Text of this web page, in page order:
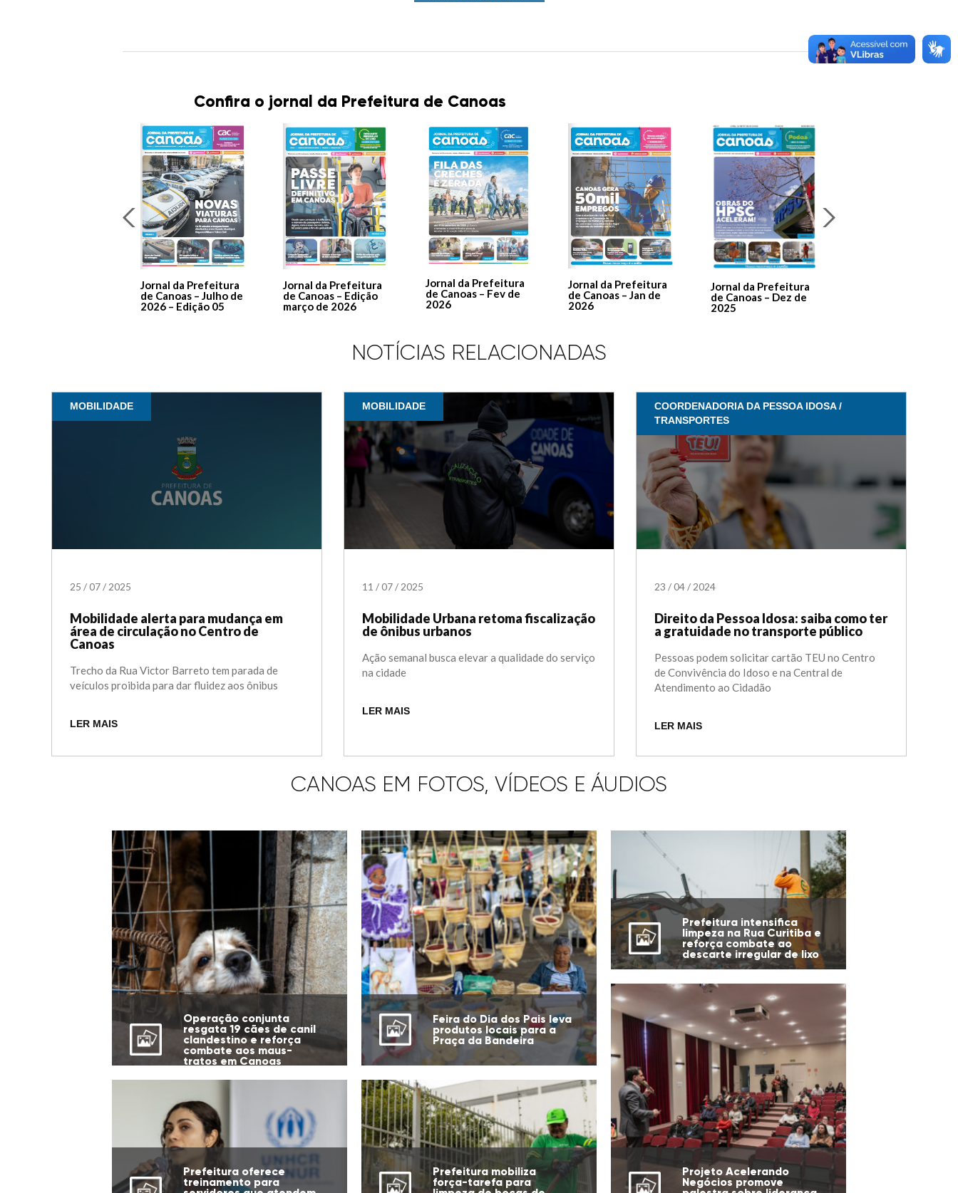
Confira o jornal da Prefeitura de Canoas
Jornal da Prefeitura
de Canoas – Julho de
2026 – Edição 05
Jornal da Prefeitura
de Canoas – Edição
março de 2026
Jornal da Prefeitura
de Canoas – Fev de
2026
Jornal da Prefeitura
de Canoas – Jan de
2026
Jornal da Prefeitura
de Canoas – Dez de
2025
NOTÍCIAS RELACIONADAS
MOBILIDADE
25 /07/ 2025
Mobilidade alerta para mudança em
área de circulação no Centro de
Canoas
Trecho da Rua Victor Barreto tem parada de
veículos proibida para dar fluidez aos ônibus
LER MAIS
MOBILIDADE
11 /07/ 2025
Mobilidade Urbana retoma fiscalização
de ônibus urbanos
Ação semanal busca elevar a qualidade do serviço
na cidade
LER MAIS
COORDENADORIA DA PESSOA IDOSA /
TRANSPORTES
23 /04/ 2024
Direito da Pessoa Idosa: saiba como ter
a gratuidade no transporte público
Pessoas podem solicitar cartão TEU no Centro
de Convivência do Idoso e na Central de
Atendimento ao Cidadão
LER MAIS
CANOAS EM FOTOS, VÍDEOS E ÁUDIOS
Operação conjunta
resgata 19 cães de canil
clandestino e reforça
combate aos maus-
tratos em Canoas
Feira do Dia dos Pais leva
produtos locais para a
Praça da Bandeira
Prefeitura intensifica
limpeza na Rua Curitiba e
reforça combate ao
descarte irregular de lixo
Prefeitura oferece
treinamento para
Prefeitura mobiliza
força-tarefa para
Projeto Acelerando
Negócios promove